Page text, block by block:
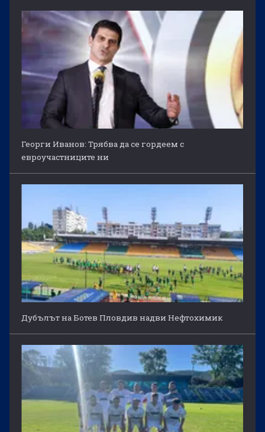
Георги Иванов: Трябва да се гордеем с
евроучастниците ни
Дубълът на Ботев Пловдив надви Нефтохимик